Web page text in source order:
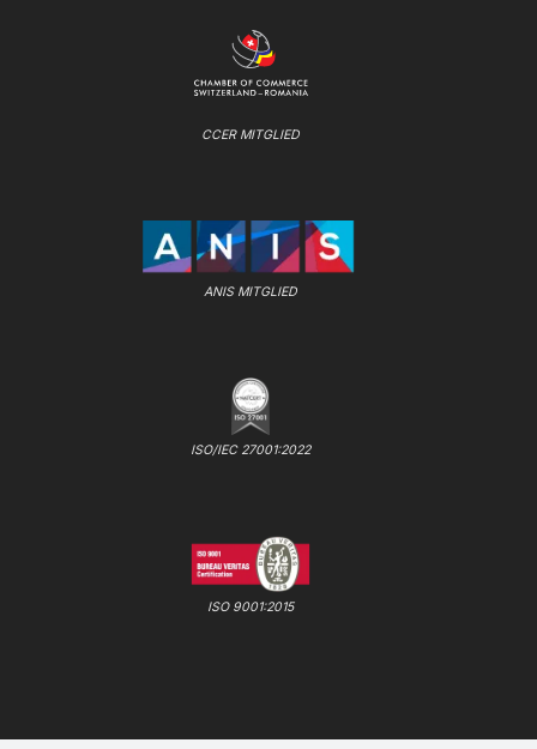
CCER MITGLIED
ANIS MITGLIED
ISO/IEC 27001:2022
ISO 9001:2015